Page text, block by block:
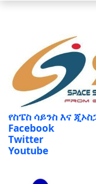
የስፔስ ሳይንስ እና
Facebook
Twitter
Youtube